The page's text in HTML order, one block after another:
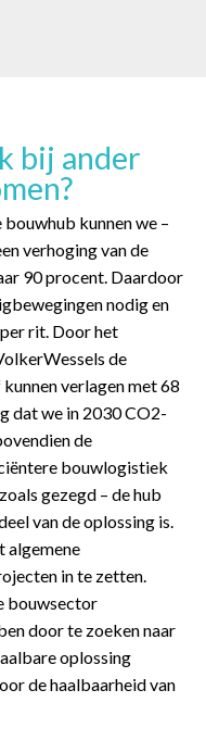
bij ander
kunnen we –
verhoging van de
90 procent. Daardoor
nodig en
rit. Door het
de
verlagen met 68
dat we in 2030 CO2-
de
bouwlogistiek
gezegd – de hub
van de oplossing is.
algemene
in te zetten.
bouwsector
door te zoeken naar
oplossing
de haalbaarheid van